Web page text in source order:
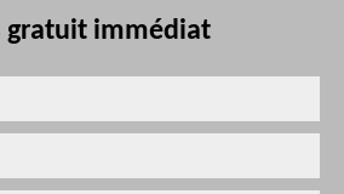
gratuit immédiat